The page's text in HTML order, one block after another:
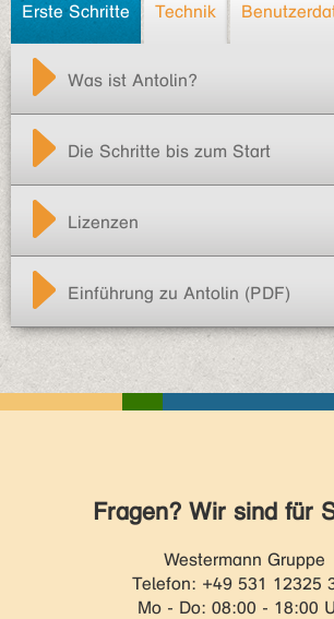
Erste Schritte Technik
Was ist Antolin?
Die Schritte bis zum Start
Lizenzen
Einführung zu Antolin (PDF)